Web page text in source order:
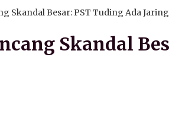
Skandal Besar: PST Tuding Ada
Skandal